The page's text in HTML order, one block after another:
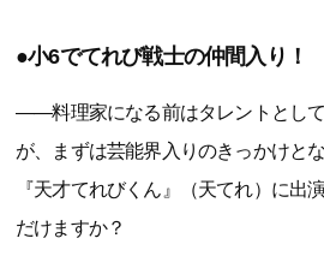
●小6でてれび戦士の仲間入り！
――料理家になる前はタレントとし
が、まずは芸能界入りのきっかけと
『天才てれびくん』（天てれ）に出
だけますか？